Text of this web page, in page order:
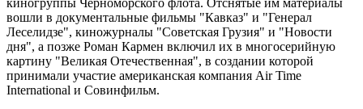
киногруппы Черноморского флота. Отснятые им материалы
вошли в документальные фильмы "Кавказ" и "Генерал
Леселидзе", киножурналы "Советская Грузия" и "Новости
дня", а позже Роман Кармен включил их в многосерийную
картину "Великая Отечественная", в создании которой
принимали участие американская компания Air Time
International и Совинфильм.